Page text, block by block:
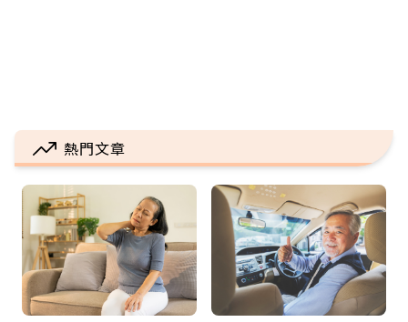
熱門文章